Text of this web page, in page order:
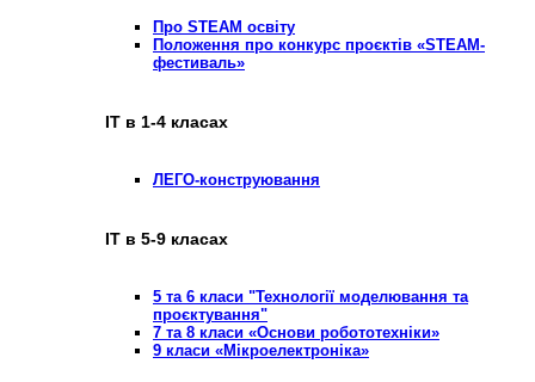
Про STEAM освіту
Положення про конкурс проєктів «STEAM-
фестиваль»
ІТ в 1-4 класах
ЛЕГО-конструювання
ІТ в 5-9 класах
5 та 6 класи "Технології моделювання та
проєктування"
7 та 8 класи «Основи робототехніки»
9 класи «Мікроелектроніка»